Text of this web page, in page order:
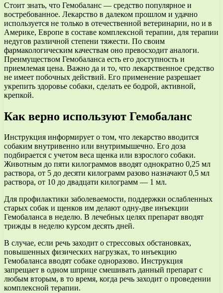
Стоит знать, что Гемобаланс — средство популярное и
востребованное. Лекарство в далеком прошлом и удачно
используется не только в отечественной ветеринарии, но и в
Америке, Европе в составе комплексной терапии, для терапии
недугов различной степени тяжести. По своим
фармакологическим качествам оно превосходит аналоги.
Преимуществом Гемобаланса есть его доступность и
приемлемая цена. Важно да и то, что лекарственное средство
не имеет побочных действий. Его применение разрешает
укрепить здоровье собаки, сделать ее бодрой, активной,
крепкой.
Как верно используют Гемобаланс
Инструкция информирует о том, что лекарство вводится
собаким внутривенно или внутримышечно. Его доза
подбирается с учетом веса щенка или взрослого собаки.
Животным до пяти килограммов вводят однократно 0,25 мл
раствора, от 5 до десяти килограмм разово назначают 0,5 мл
раствора, от 10 до двадцати килограмм — 1 мл.
Для профилактики заболеваемости, поддержки ослабленных
старых собак и щенков им делают одну-две инъекции
Гемобаланса в неделю. В лечебных целях препарат вводят
трижды в неделю курсом десять дней.
В случае, если речь заходит о стрессовых обстановках,
повышенных физических нагрузках, то инъекцию
Гемобаланса вводят собаке одноразово. Инструкция
запрещает в одном шприце смешивать данный препарат с
любым вторым, в то время, когда речь заходит о проведении
комплексной терапии.